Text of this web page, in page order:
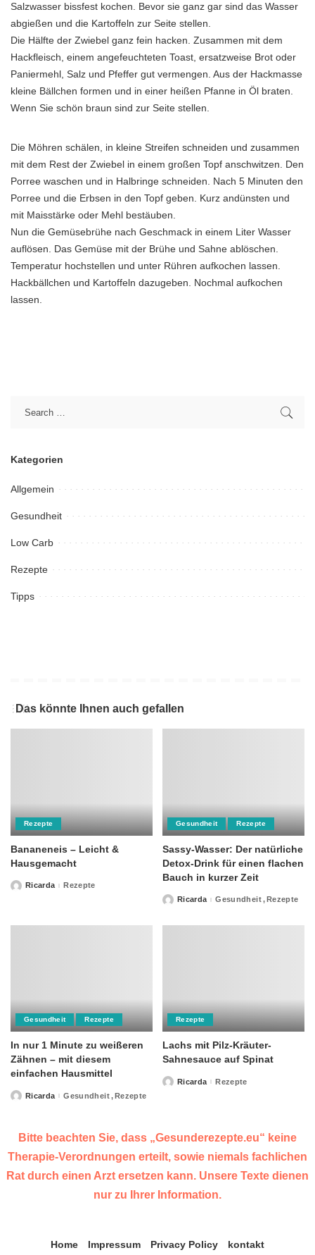
Salzwasser bissfest kochen. Bevor sie ganz gar sind das Wasser
abgießen und die Kartoffeln zur Seite stellen.
Die Hälfte der Zwiebel ganz fein hacken. Zusammen mit dem
Hackfleisch, einem angefeuchteten Toast, ersatzweise Brot oder
Paniermehl, Salz und Pfeffer gut vermengen. Aus der Hackmasse
kleine Bällchen formen und in einer heißen Pfanne in Öl braten.
Wenn Sie schön braun sind zur Seite stellen.
Die Möhren schälen, in kleine Streifen schneiden und zusammen
mit dem Rest der Zwiebel in einem großen Topf anschwitzen. Den
Porree waschen und in Halbringe schneiden. Nach 5 Minuten den
Porree und die Erbsen in den Topf geben. Kurz andünsten und
mit Maisstärke oder Mehl bestäuben.
Nun die Gemüsebrühe nach Geschmack in einem Liter Wasser
auflösen. Das Gemüse mit der Brühe und Sahne ablöschen.
Temperatur hochstellen und unter Rühren aufkochen lassen.
Hackbällchen und Kartoffeln dazugeben. Nochmal aufkochen
lassen.
Kategorien
Allgemein
Gesundheit
Low Carb
Rezepte
Tipps
Das könnte Ihnen auch gefallen
Rezepte
Bananeneis – Leicht &
Hausgemacht
PostedRicarda Rezepte
Gesundheit Rezepte
Sassy-Wasser: Der natürliche
Detox-Drink für einen flachen
Bauch in kurzer Zeit
PostedRicarda Gesundheit Rezepte
Gesundheit Rezepte
In nur 1 Minute zu weißeren
Zähnen – mit diesem
einfachen Hausmittel
PostedRicarda Gesundheit Rezepte
Rezepte
Lachs mit Pilz-Kräuter-
Sahnesauce auf Spinat
PostedRicarda Rezepte
Bitte beachten Sie, dass „Gesunderezepte.eu“ keine
Therapie-Verordnungen erteilt, sowie niemals fachlichen
Rat durch einen Arzt ersetzen kann. Unsere Texte dienen
nur zu Ihrer Information.
Home Impressum Privacy Policy kontakt